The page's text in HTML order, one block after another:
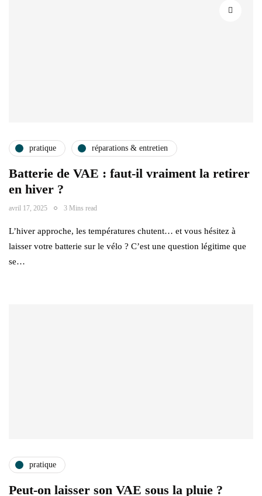
pratique réparations & entretien
Batterie de VAE : faut-il vraiment la retirer
en hiver ?
avril 17, 2025 3 Mins read
L’hiver approche, les températures chutent… et vous hésitez à
laisser votre batterie sur le vélo ? C’est une question légitime que
se…
pratique
Peut-on laisser son VAE sous la pluie ?